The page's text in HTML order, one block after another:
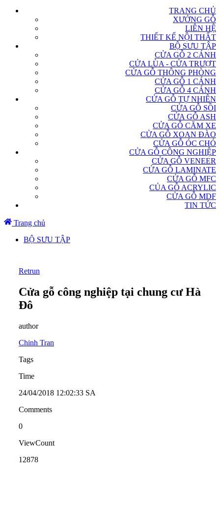
TRANG CHỦ
XƯỞNG GỖ
LIÊN HỆ
THIẾT KẾ NỘI THẤT
BỘ SƯU TẬP
CỬA GỖ 2 CÁNH
CỬA LÙA - CỬA TRƯỢT
CỬA GỖ THÔNG PHÒNG
CỬA GỖ 1 CÁNH
CỬA GỖ 4 CÁNH
CỬA GỖ TỰ NHIÊN
CỬA GỖ SỒI
CỬA GỖ ASH
CỬA GỖ CĂM XE
CỬA GỖ XOAN ĐÀO
CỬA GỖ ÓC CHÓ
CỬA GỖ CÔNG NGHIỆP
CỬA GỖ VENEER
CỬA GỖ LAMINATE
CỬA GỖ MFC
CỦA GỖ ACRYLIC
CỬA GỖ MDF
TIN TỨC
Trang chủ
BỘ SƯU TẬP
Retrun
Cửa gỗ công nghiệp tại chung cư Hà
Đô
author
Chinh Tran
Tags
Time
24/04/2018 12:02:33 SA
Comments
0
ViewCount
12878